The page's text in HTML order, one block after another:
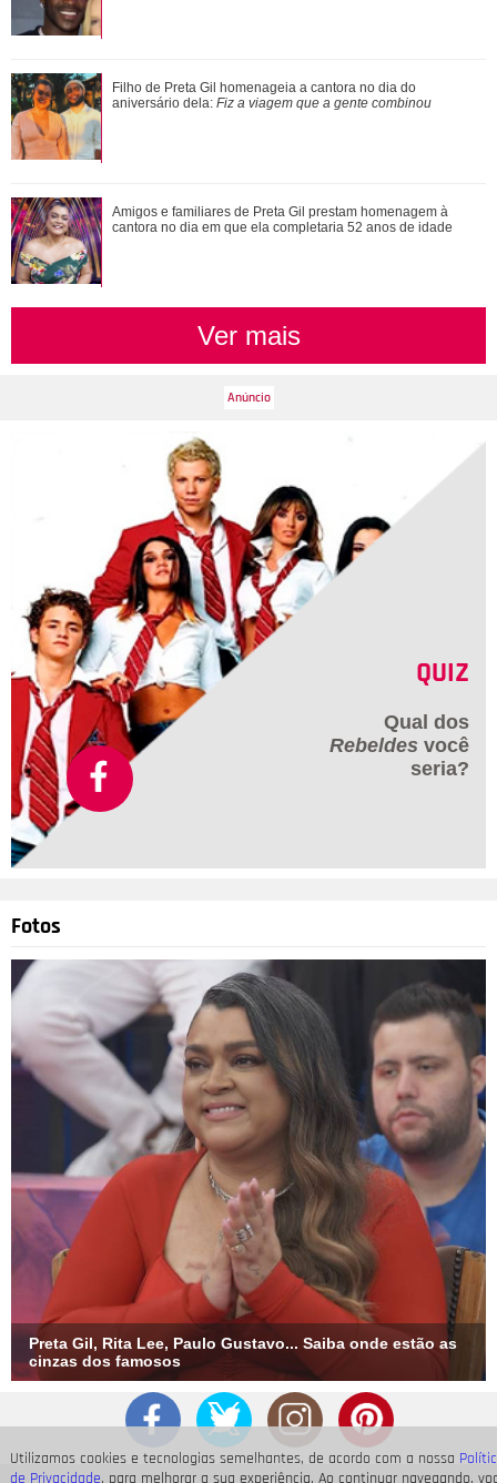
Utilizamos cookies e tecnologias semelhantes, de acordo com a nossa
de Privacidade, para melhorar a sua experiência. Ao continuar navegando,
Xuxa Meneghel, Angélica, Eliana... Veja um antes e depois
das antigas apresentadoras infanti...
Ariana Grande faz desabafo em show sobre decisão de
pausar a carreira: Não foi uma reação...
Filho de Preta Gil homenageia a cantora no dia do
aniversário dela: Fiz a viagem que a gente combinou
Amigos e familiares de Preta Gil prestam homenagem à
cantora no dia em que ela completaria 52 anos de idade
Ver mais
QUIZ
Qual dos
Rebeldes você
seria?
Fotos
Preta Gil, Rita Lee, Paulo Gustavo... Saiba onde estão as
cinzas dos famosos